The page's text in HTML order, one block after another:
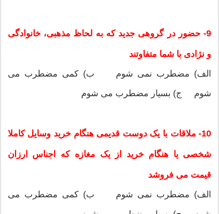
9- حضور در گروهی جدید که به لحاظ مذهبی، خانوادگی
و نژادی با شما متفاوتند
الف) مضطرب نمی شوم ب) کمی مضطرب می
شوم ج) بسیار مضطرب می شوم
10- ملاقات با یک دوست قدیمی هنگام خرید وسایل کاملا
شخصی یا هنگام خرید از یک مغازه که اجناس ارزان
قیمت می فروشد
الف) مضطرب نمی شوم ب) کمی مضطرب می